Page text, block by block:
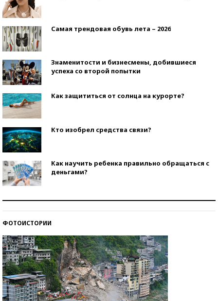
Самая трендовая обувь лета – 2026
Знаменитости и бизнесмены, добившиеся
успеха со второй попытки
Как защититься от солнца на курорте?
Кто изобрел средства связи?
Как научить ребенка правильно обращаться с
деньгами?
ФОТОИСТОРИИ